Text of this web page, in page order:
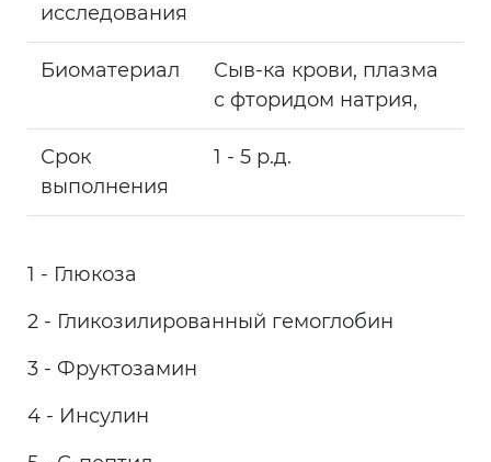
исследования
Биоматериал
Сыв-ка крови, плазма
с фторидом натрия,
Срок
выполнения
1 - 5 р.д.
1 - Глюкоза
2 - Гликозилированный гемоглобин
3 - Фруктозамин
4 - Инсулин